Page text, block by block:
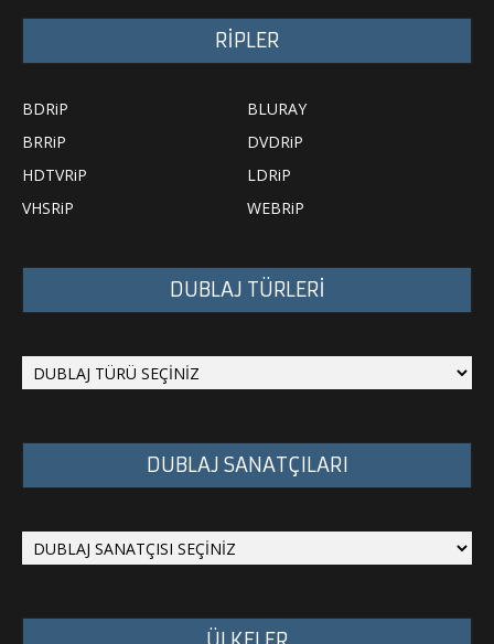
RİPLER
BDRiP
BLURAY
BRRiP
DVDRiP
HDTVRiP
LDRiP
VHSRiP
WEBRiP
DUBLAJ TÜRLERİ
DUBLAJ SANATÇILARI